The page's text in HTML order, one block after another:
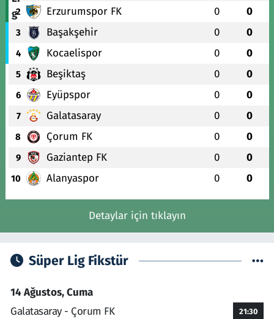
2 Erzurumspor FK 0 0
3 Başakşehir 0 0
4 Kocaelispor 0 0
5 Beşiktaş 0 0
6 Eyüpspor 0 0
7 Galatasaray 0 0
8 Çorum FK 0 0
9 Gaziantep FK 0 0
10 Alanyaspor 0 0
Detaylar için tıklayın
Süper Lig Fikstür
14 Ağustos, Cuma
Galatasaray - Çorum FK
21:30